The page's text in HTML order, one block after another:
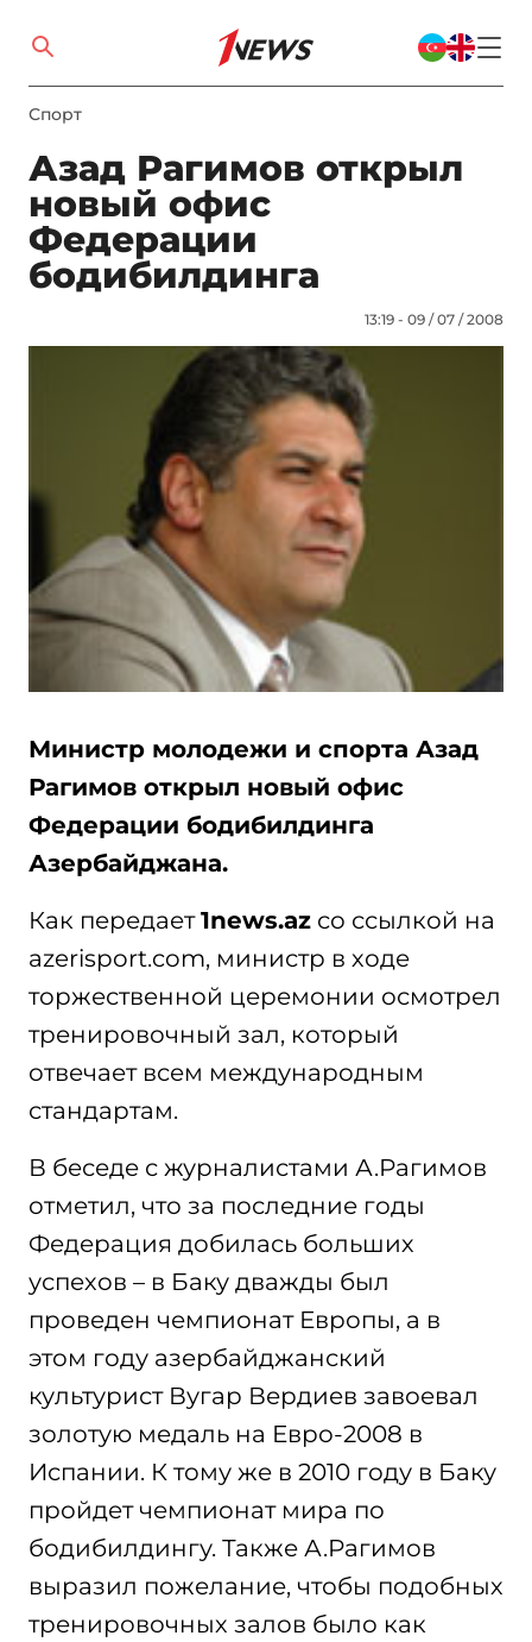
Спорт
Азад Рагимов открыл
новый офис
Федерации
бодибилдинга
13:19 - 09 / 07 / 2008
Министр молодежи и спорта Азад
Рагимов открыл новый офис
Федерации бодибилдинга
Азербайджана.
Как передает1news.az со ссылкой на
azerisport.com, министр в ходе
торжественной церемонии осмотрел
тренировочный зал, который
отвечает всем международным
стандартам.
В беседе с журналистами А.Рагимов
отметил, что за последние годы
Федерация добилась больших
успехов – в Баку дважды был
проведен чемпионат Европы, а в
этом году азербайджанский
культурист Вугар Вердиев завоевал
золотую медаль на Евро-2008 в
Испании. К тому же в 2010 году в Баку
пройдет чемпионат мира по
бодибилдингу. Также А.Рагимов
выразил пожелание, чтобы подобных
тренировочных залов было как